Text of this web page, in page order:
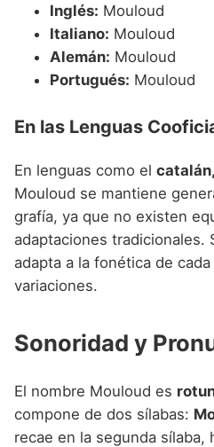
Inglés: Mouloud
Italiano: Mouloud
Alemán: Mouloud
Portugués: Mouloud
En las Lenguas
En lenguas como el
Mouloud se mantiene
grafía, ya que no existen
adaptaciones tradicionales.
adapta a la fonética de
variaciones.
Sonoridad y
El nombre Mouloud es
compone de dos sílabas:
recae en la segunda sílaba,